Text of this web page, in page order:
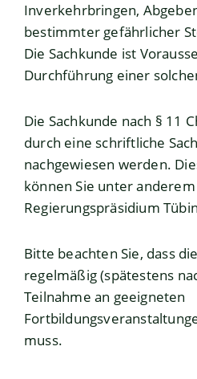
Inverkehrbringen,
bestimmter gefährlicher
Die Sachkunde ist
Durchführung einer
Die Sachkunde nach § 11
durch eine schriftliche
nachgewiesen werden.
können Sie unter
Regierungspräsidium
Bitte beachten Sie, dass
regelmäßig (spätestens
Teilnahme an geeigneten
muss.